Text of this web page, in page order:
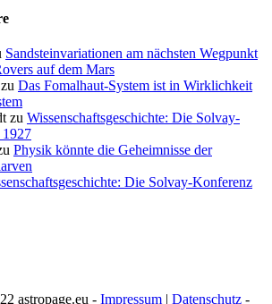
Sandsteinvariationen am nächsten Wegpunkt
auf dem Mars
Das Fomalhaut-System ist in Wirklichkeit
zu Wissenschaftsgeschichte: Die Solvay-
Physik könnte die Geheimnisse der
Die Solvay-Konferenz
astropage.eu - Impressum | Datenschutz -